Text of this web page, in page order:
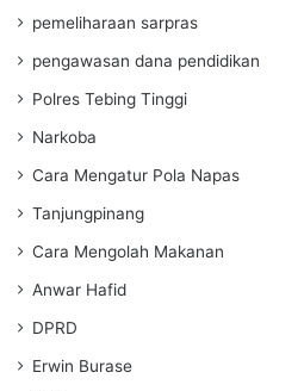
pemeliharaan sarpras
pengawasan dana pendidikan
Polres Tebing Tinggi
Narkoba
Cara Mengatur Pola Napas
Tanjungpinang
Cara Mengolah Makanan
Anwar Hafid
DPRD
Erwin Burase